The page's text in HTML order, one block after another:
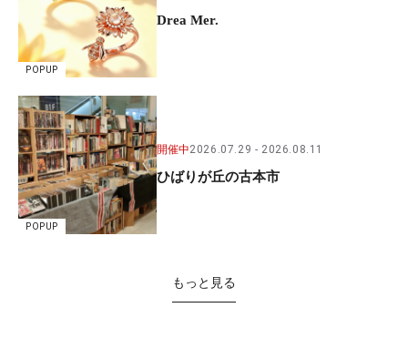
POPUP
Drea Mer.
POPUP
開催中2026.07.29 2026.08.11
ひばりが丘の古本市
もっと見る